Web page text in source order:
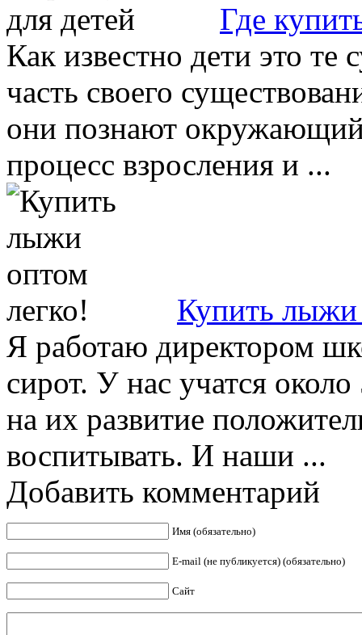
Где
Как известно дети это
часть своего
они познают
процесс взросления и ...
Купить лыжи
Я работаю директором
сирот. У нас учатся
на их развитие
воспитывать. И наши ...
Добавить комментарий
Имя (обязательно)
E-mail (не публикуется) (обязательно)
Сайт